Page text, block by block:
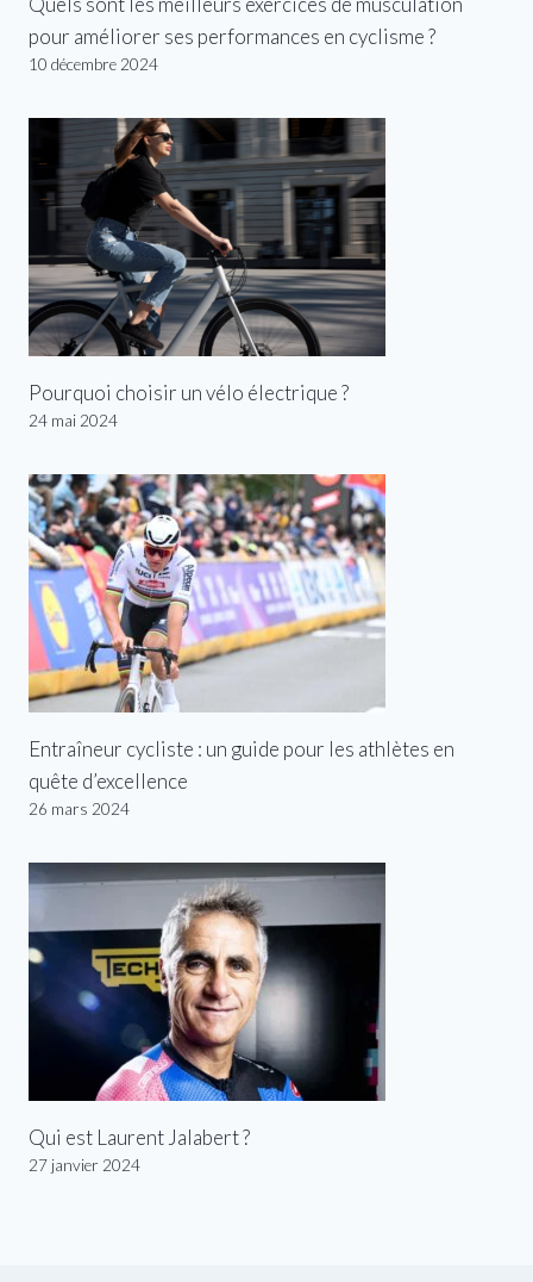
pour améliorer ses performances en cyclisme ?
10 décembre 2024
Pourquoi choisir un vélo électrique ?
24 mai 2024
Entraîneur cycliste : un guide pour les athlètes en
quête d’excellence
26 mars 2024
Qui est Laurent Jalabert ?
27 janvier 2024